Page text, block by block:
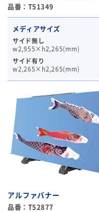
品番：T51349
メディアサイズ
サイド無し
w2,955×h2,265(mm)
サイド有り
w2,265×h2,265(mm)
アルファバナー
品番：T52877